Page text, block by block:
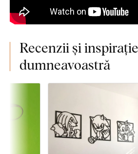
Recenzii și
dumneavoastră